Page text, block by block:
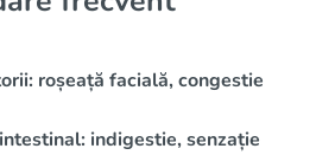
roșeață facială, congestie
indigestie, senzație